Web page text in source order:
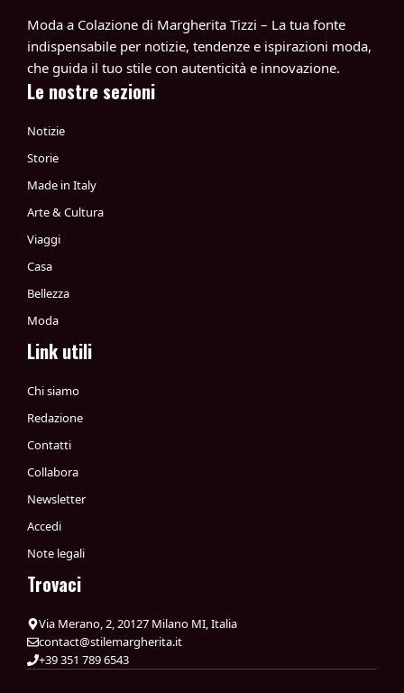
Moda a Colazione di Margherita Tizzi – La tua fonte
indispensabile per notizie, tendenze e ispirazioni moda,
che guida il tuo stile con autenticità e innovazione.
Le nostre sezioni
Notizie
Storie
Made in Italy
Arte & Cultura
Viaggi
Casa
Bellezza
Moda
Link utili
Chi siamo
Redazione
Contatti
Collabora
Newsletter
Accedi
Note legali
Trovaci
Via Merano, 2, 20127 Milano MI, Italia
contact@stilemargherita.it
+39 351 789 6543